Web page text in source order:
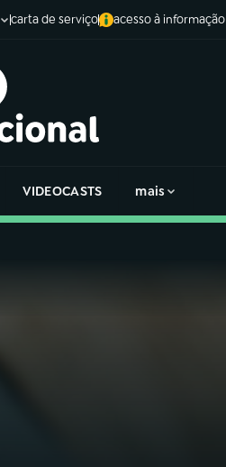
carta de serviço acesso à informação
VIDEOCASTS mais